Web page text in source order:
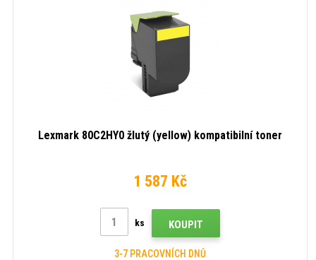
Lexmark 80C2HY0 žlutý (yellow) kompatibilní toner
1 587 Kč
ks KOUPIT
3-7 PRACOVNÍCH DNŮ